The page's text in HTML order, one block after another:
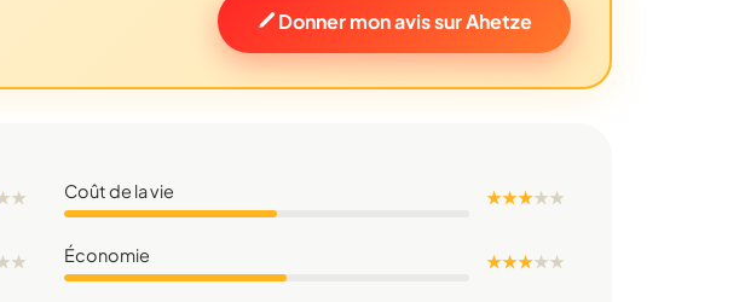
Donner mon avis sur Ahetze
★ Coût de la vie ★ ★ ★★★
★ Économie ★ ★ ★★★